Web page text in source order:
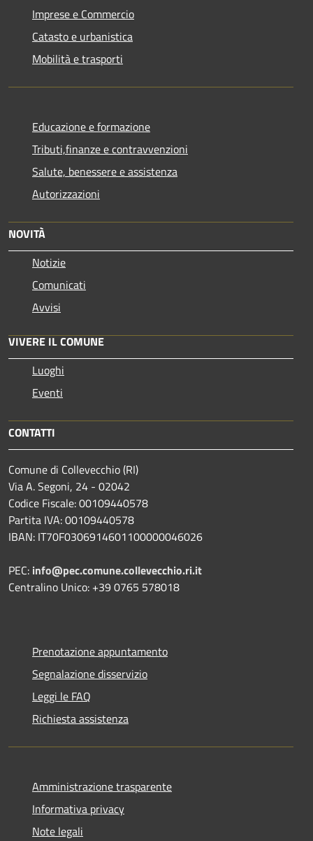
Imprese e Commercio
Catasto e urbanistica
Mobilità e trasporti
Educazione e formazione
Tributi,finanze e contravvenzioni
Salute, benessere e assistenza
Autorizzazioni
NOVITÀ
Notizie
Comunicati
Avvisi
VIVERE IL COMUNE
Luoghi
Eventi
CONTATTI
Comune di Collevecchio (RI)
Via A. Segoni, 24 - 02042
Codice Fiscale: 00109440578
Partita IVA: 00109440578
IBAN: IT70F0306914601100000046026
PEC: info@pec.comune.collevecchio.ri.it
Centralino Unico: +39 0765 578018
Prenotazione appuntamento
Segnalazione disservizio
Leggi le FAQ
Richiesta assistenza
Amministrazione trasparente
Informativa privacy
Note legali